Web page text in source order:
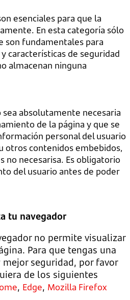
esenciales para que la
En esta categoría sólo
son fundamentales para
características de seguridad
almacenan ninguna
sea absolutamente necesaria
de la página y que se
personal del usuario
otros contenidos embebidos,
no necesarisa. Es obligatorio
del usuario antes de poder
tu navegador
no permite visualizar
Para que tengas una
mejor seguridad, por favor
de los siguientes
, Edge, Mozilla Firefox